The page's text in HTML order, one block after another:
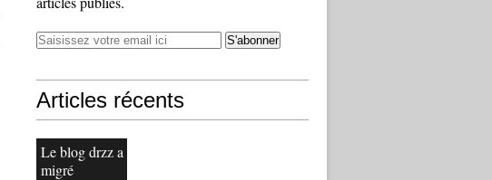
Articles récents
Le blog drzz a
migré